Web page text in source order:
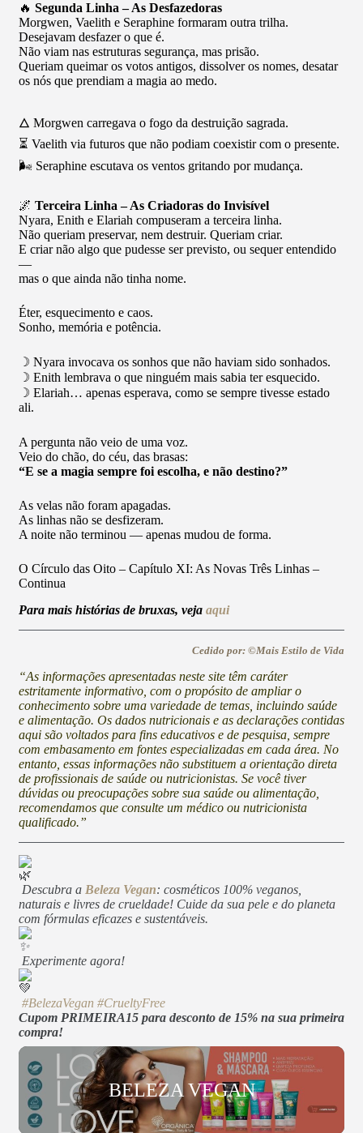
🔥 Segunda Linha – As Desfazedoras
Morgwen, Vaelith e Seraphine formaram outra trilha.
Desejavam desfazer o que é.
Não viam nas estruturas segurança, mas prisão.
Queriam queimar os votos antigos, dissolver os nomes, desatar
os nós que prendiam a magia ao medo.
🜂 Morgwen carregava o fogo da destruição sagrada.
⏳ Vaelith via futuros que não podiam coexistir com o presente.
🌬 Seraphine escutava os ventos gritando por mudança.
🌌 Terceira Linha – As Criadoras do Invisível
Nyara, Enith e Elariah compuseram a terceira linha.
Não queriam preservar, nem destruir. Queriam criar.
E criar não algo que pudesse ser previsto, ou sequer entendido
—
mas o que ainda não tinha nome.
Éter, esquecimento e caos.
Sonho, memória e potência.
☽ Nyara invocava os sonhos que não haviam sido sonhados.
☽ Enith lembrava o que ninguém mais sabia ter esquecido.
☽ Elariah… apenas esperava, como se sempre tivesse estado
ali.
A pergunta não veio de uma voz.
Veio do chão, do céu, das brasas:
“E se a magia sempre foi escolha, e não destino?”
As velas não foram apagadas.
As linhas não se desfizeram.
A noite não terminou — apenas mudou de forma.
O Círculo das Oito – Capítulo XI: As Novas Três Linhas –
Continua
Para mais histórias de bruxas, veja aqui
Cedido por: ©Mais Estilo de Vida
“As informações apresentadas neste site têm caráter
estritamente informativo, com o propósito de ampliar o
conhecimento sobre uma variedade de temas, incluindo saúde
e alimentação. Os dados nutricionais e as declarações contidas
aqui são voltados para fins educativos e de pesquisa, sempre
com embasamento em fontes especializadas em cada área. No
entanto, essas informações não substituem a orientação direta
de profissionais de saúde ou nutricionistas. Se você tiver
dúvidas ou preocupações sobre sua saúde ou alimentação,
recomendamos que consulte um médico ou nutricionista
qualificado.”
Descubra a Beleza Vegan: cosméticos 100% veganos,
naturais e livres de crueldade! Cuide da sua pele e do planeta
com fórmulas eficazes e sustentáveis.
Experimente agora!
#BelezaVegan #CrueltyFree
Cupom PRIMEIRA15 para desconto de 15% na sua primeira
compra!
BELEZA VEGAN